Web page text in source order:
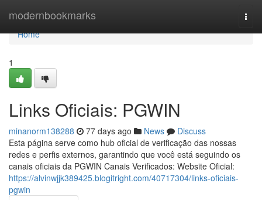
modernbookmarks
Home
Home
1
Links Oficiais: PGWIN
minanorm138288 77 days ago News
Discuss
Esta página serve como hub oficial de verificação das nossas
redes e perfis externos, garantindo que você está seguindo os
canais oficiais da PGWIN Canais Verificados: Website Oficial:
https://alvinwjjk389425.blogitright.com/40717304/links-oficiais-
pgwin